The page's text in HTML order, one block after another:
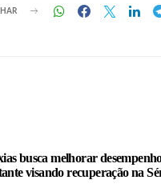
busca melhorar
visando recuperação na